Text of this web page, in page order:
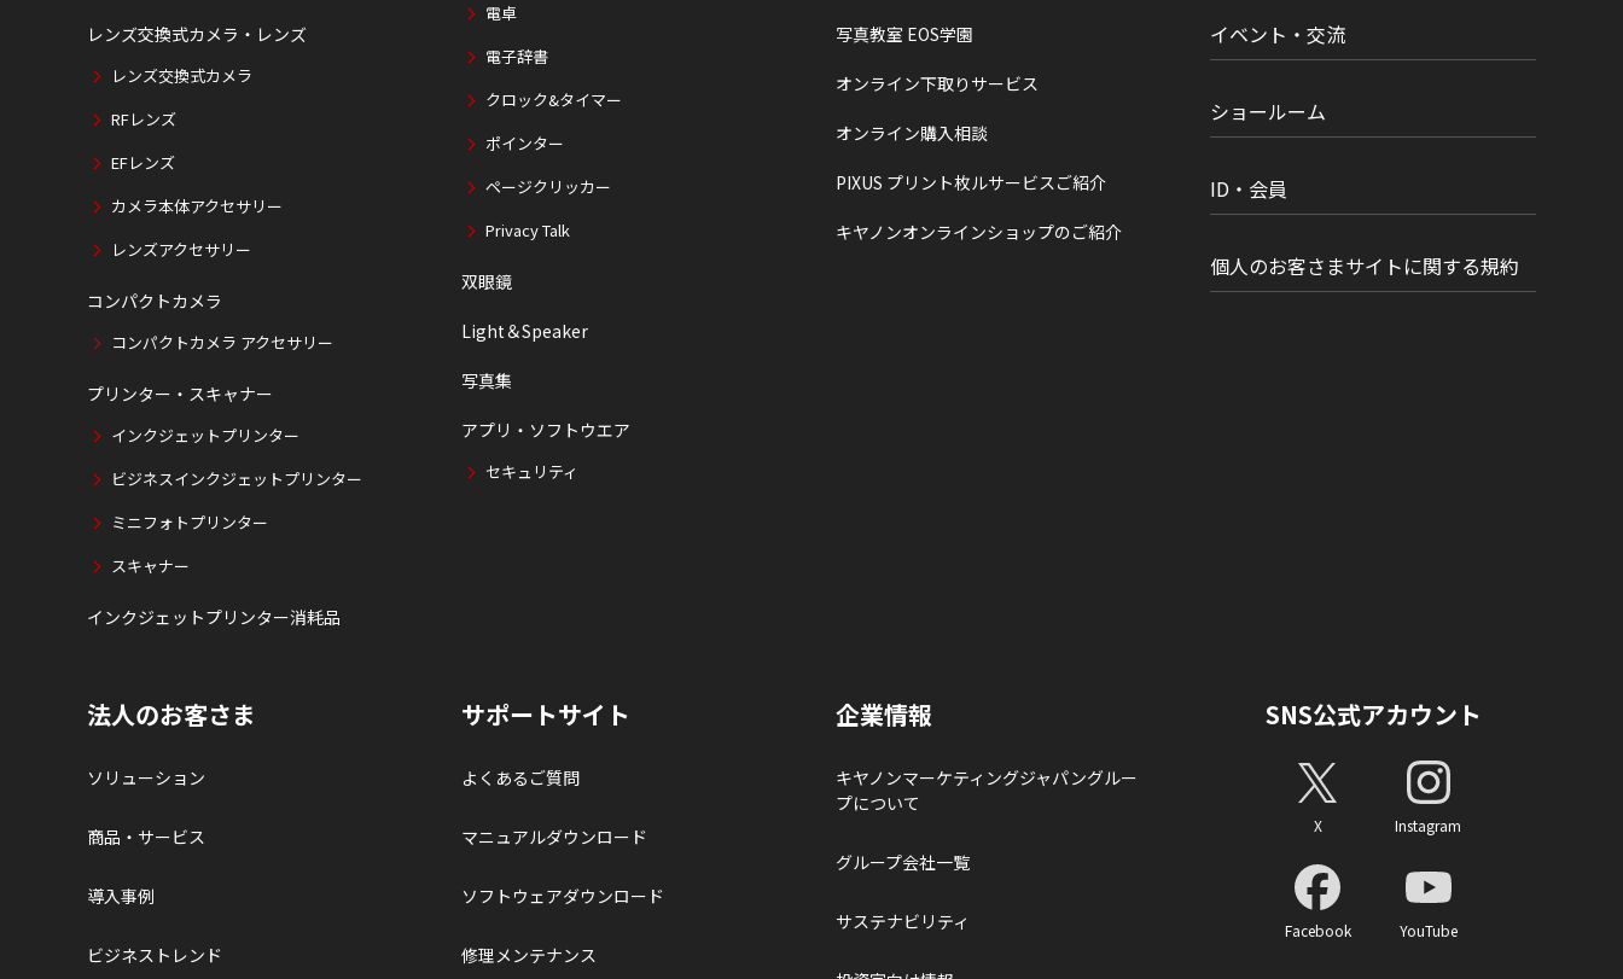
レンズ交換式カメラ・レンズ
レンズ交換式カメラ
RFレンズ
EFレンズ
カメラ本体アクセサリー
レンズアクセサリー
コンパクトカメラ
コンパクトカメラ アクセサリー
プリンター・スキャナー
インクジェットプリンター
ビジネスインクジェットプリンター
ミニフォトプリンター
スキャナー
インクジェットプリンター消耗品
電卓
電子辞書
クロック&タイマー
ポインター
ページクリッカー
Privacy Talk
双眼鏡
Light＆Speaker
写真集
アプリ・ソフトウエア
セキュリティ
写真教室 EOS学園
オンライン下取りサービス
オンライン購入相談
PIXUS プリント枚ルサービスご紹介
キヤノンオンラインショップのご紹介
イベント・交流
ショールーム
ID・会員
個人のお客さまサイトに関する規約
法人のお客さま
ソリューション
商品・サービス
導入事例
ビジネストレンド
サポートサイト
よくあるご質問
マニュアルダウンロード
ソフトウェアダウンロード
修理メンテナンス
企業情報
キヤノンマーケティングジャパングルー
プについて
グループ会社一覧
サステナビリティ
SNS公式アカウント
X Instagram
Facebook YouTube